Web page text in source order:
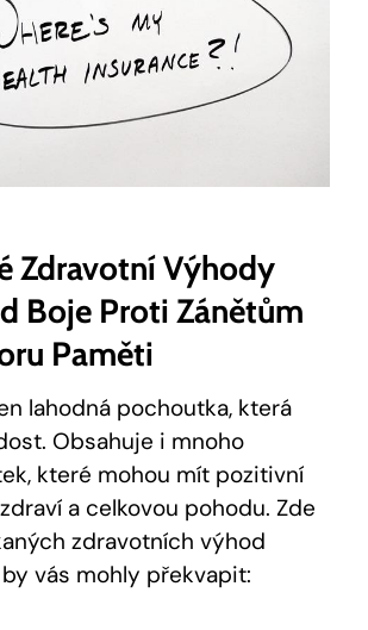
Zdravotní Výhody
Boje Proti Zánětům
Paměti
lahodná pochoutka, která
Obsahuje i mnoho
které mohou mít pozitivní
a celkovou pohodu. Zde
zdravotních výhod
vás mohly překvapit: